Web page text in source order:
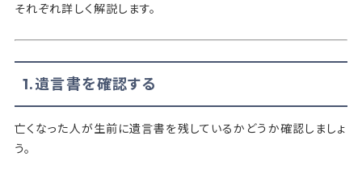
それぞれ詳しく解説します。
1.遺言書を確認する
亡くなった人が生前に遺言書を残しているかどうか確認しましょ
う。